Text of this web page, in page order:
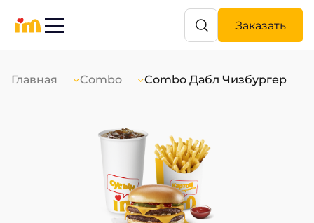
Заказать
Главная Combo Combo Дабл Чизбургер